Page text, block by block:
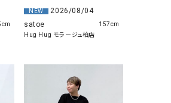
（コンバースオー
Risley（リズレー）
SCOTCH&SODA（スコッチ
NEW
2026/08/04
satoe
Hug Hug モラージュ柏店
157cm